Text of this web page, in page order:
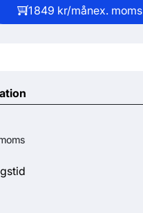
1 849 kr/månex. moms